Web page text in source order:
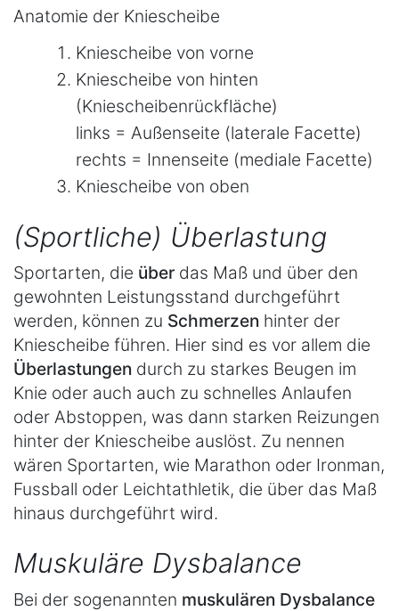
Anatomie der Kniescheibe
Kniescheibe von vorne
Kniescheibe von hinten
(Kniescheibenrückfläche)
links = Außenseite (laterale Facette)
rechts = Innenseite (mediale Facette)
Kniescheibe von oben
(Sportliche) Überlastung
Sportarten, die über das Maß und über den
gewohnten Leistungsstand durchgeführt
werden, können zu Schmerzen hinter der
Kniescheibe führen. Hier sind es vor allem die
Überlastungen durch zu starkes Beugen im
Knie oder auch auch zu schnelles Anlaufen
oder Abstoppen, was dann starken Reizungen
hinter der Kniescheibe auslöst. Zu nennen
wären Sportarten, wie Marathon oder Ironman,
Fussball oder Leichtathletik, die über das Maß
hinaus durchgeführt wird.
Muskuläre Dysbalance
Bei der sogenannten muskulären Dysbalance